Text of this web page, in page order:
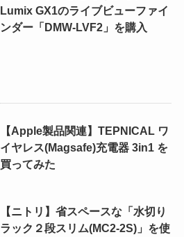
Lumix GX1のライブビューファイ
ンダー「DMW-LVF2」を購入
【Apple製品関連】TEPNICAL ワ
イヤレス(Magsafe)充電器 3in1 を
買ってみた
【ニトリ】省スペースな「水切り
ラック２段スリム(MC2-2S)」を使